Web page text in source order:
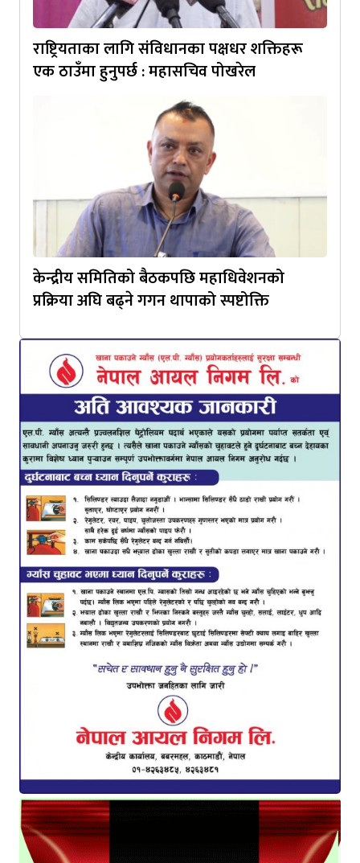
राष्ट्रियताका लागि संविधानका पक्षधर शक्तिहरू
एक ठाउँमा हुनुपर्छ : महासचिव पोखरेल
केन्द्रीय समितिको बैठकपछि महाधिवेशनको
प्रक्रिया अघि बढ्ने गगन थापाको स्पष्टोक्ति